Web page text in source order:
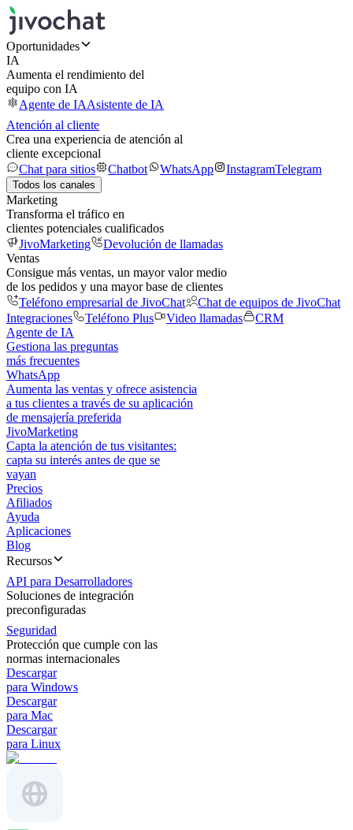
Oportunidades
IA
Aumenta el rendimiento del
equipo con IA
Agente de IAAsistente de IA
Atención al cliente
Crea una experiencia de atención al
cliente excepcional
Chat para sitios
Chatbot WhatsApp InstagramTelegram
Todos los canales
Marketing
Transforma el tráfico en
clientes potenciales cualificados
JivoMarketing
Devolución de llamadas
Ventas
Consigue más ventas, un mayor valor medio
de los pedidos y una mayor base de clientes
Teléfono empresarial de JivoChat
Chat de equipos de JivoChat
Integraciones
Teléfono Plus Video llamadas
CRM
Agente de IA
Gestiona las preguntas
más frecuentes
WhatsApp
Aumenta las ventas y ofrece asistencia
a tus clientes a través de su aplicación
de mensajería preferida
JivoMarketing
Capta la atención de tus visitantes:
capta su interés antes de que se
vayan
Precios
Afiliados
Ayuda
Aplicaciones
Blog
Recursos
API para Desarrolladores
Soluciones de integración
preconfiguradas
Seguridad
Protección que cumple con las
normas internacionales
Descargar
para Windows
Descargar
para Mac
Descargar
para Linux